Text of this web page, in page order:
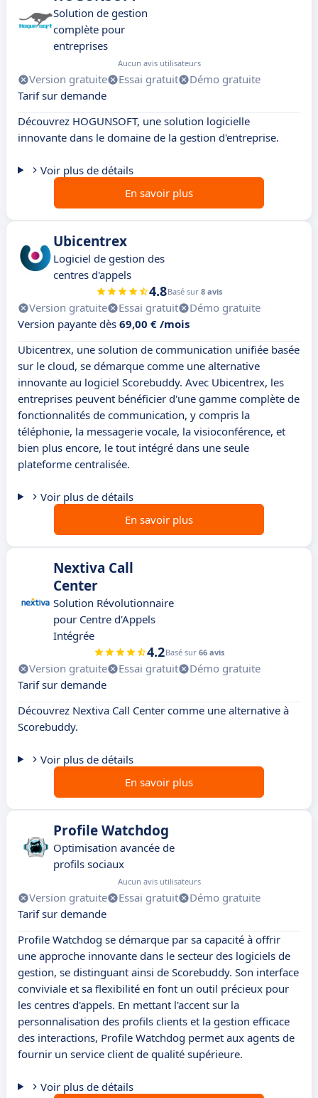
Solution de gestion
complète pour
entreprises
Aucun avis utilisateurs
Version gratuite Essai gratuit
Démo gratuite
Tarif sur demande
Découvrez HOGUNSOFT, une solution logicielle
innovante dans le domaine de la gestion d'entreprise.
Voir plus de détails
En savoir plus
Ubicentrex
Logiciel de gestion des
centres d'appels
4.8Basé sur 8 avis
Version gratuite Essai gratuit
Démo gratuite
Version payante dès 69,00 € /mois
Ubicentrex, une solution de communication unifiée basée
sur le cloud, se démarque comme une alternative
innovante au logiciel Scorebuddy. Avec Ubicentrex, les
entreprises peuvent bénéficier d'une gamme complète de
fonctionnalités de communication, y compris la
téléphonie, la messagerie vocale, la visioconférence, et
bien plus encore, le tout intégré dans une seule
plateforme centralisée.
Voir plus de détails
En savoir plus
Nextiva Call
Center
Solution Révolutionnaire
pour Centre d'Appels
Intégrée
4.2Basé sur 66 avis
Version gratuite Essai gratuit
Démo gratuite
Tarif sur demande
Découvrez Nextiva Call Center comme une alternative à
Scorebuddy.
Voir plus de détails
En savoir plus
Profile Watchdog
Optimisation avancée de
profils sociaux
Aucun avis utilisateurs
Version gratuite Essai gratuit
Démo gratuite
Tarif sur demande
Profile Watchdog se démarque par sa capacité à offrir
une approche innovante dans le secteur des logiciels de
gestion, se distinguant ainsi de Scorebuddy. Son interface
conviviale et sa flexibilité en font un outil précieux pour
les centres d'appels. En mettant l'accent sur la
personnalisation des profils clients et la gestion efficace
des interactions, Profile Watchdog permet aux agents de
fournir un service client de qualité supérieure.
Voir plus de détails